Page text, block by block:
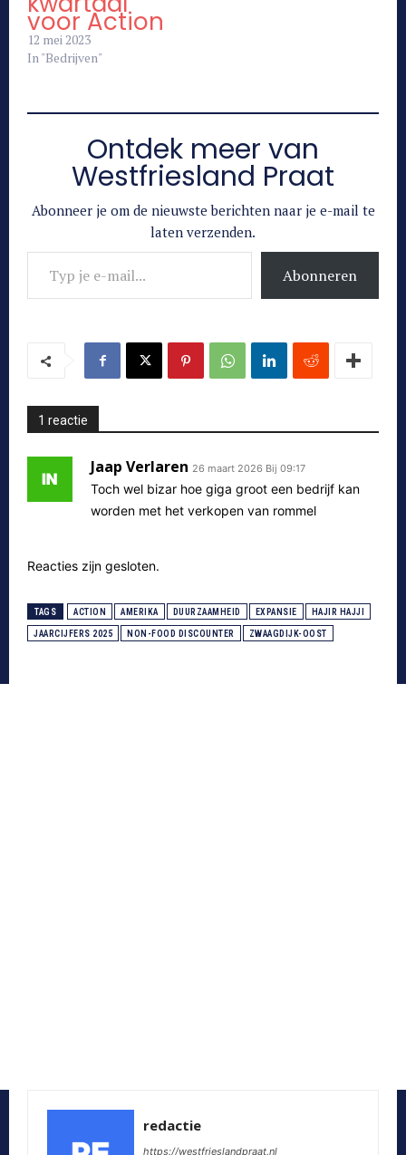
voor Action
12 mei 2023
In "Bedrijven"
Ontdek meer van
Westfriesland Praat
Abonneer je om de nieuwste berichten naar je e-mail te
laten verzenden.
Typ je e-mail...
Abonneren
1 reactie
Jaap Verlaren 26 maart 2026 Bij 09:17
Toch wel bizar hoe giga groot een bedrijf kan
worden met het verkopen van rommel
Reacties zijn gesloten.
TAGS ACTION AMERIKA DUURZAAMHEID EXPANSIE HAJIR HAJJI
JAARCIJFERS 2025 NON-FOOD DISCOUNTER ZWAAGDIJK-OOST
redactie
https://westfrieslandpraat.nl